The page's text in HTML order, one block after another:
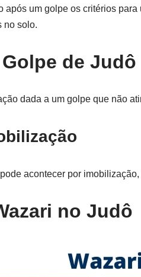
após um golpe os critérios para
no solo.
de Judô
dada a um golpe que não
acontecer por
no Judô